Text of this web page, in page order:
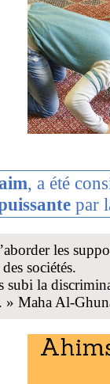
, a été
par
les
sociétés.
subi la
» Maha Al-